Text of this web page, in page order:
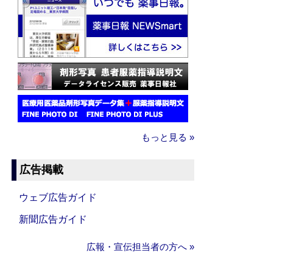
もっと見る »
広告掲載
ウェブ広告ガイド
新聞広告ガイド
広報・宣伝担当者の方へ »